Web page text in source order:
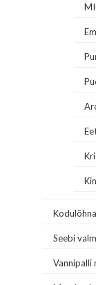
Seebi
Vannipalli